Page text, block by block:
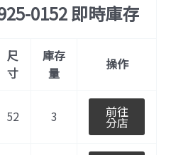
0152 即時庫存
尺
寸
庫存
量
操作
52 3 前往
分店